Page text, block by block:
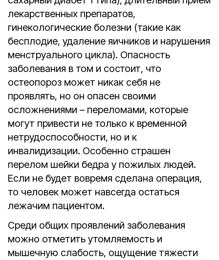
лекарственных препаратов,
гинекологические болезни (такие как
бесплодие, удаление яичников и нарушения
менструального цикла). Опасность
заболевания в том и состоит, что
остеопороз может никак себя не
проявлять, но он опасен своими
осложнениями – переломами, которые
могут привести не только к временной
нетрудоспособности, но и к
инвалидизации. Особенно страшен
перелом шейки бедра у пожилых людей.
Если не будет вовремя сделана операция,
то человек может навсегда остаться
лежачим пациентом.
Среди общих проявлений заболевания
можно отметить утомляемость и
мышечную слабость, ощущение тяжести